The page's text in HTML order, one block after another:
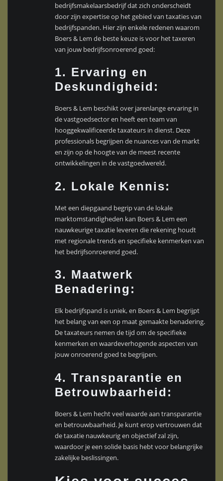
bedrijfsmakelaarsbedrijf dat zich onderscheidt
door zijn expertise op het gebied van taxaties van
bedrijfspanden. Hier zijn enkele redenen waarom
Boers & Lem de beste keuze is voor het taxeren
van jouw bedrijfsonroerend goed:
1. Ervaring en
Deskundigheid:
Boers & Lem beschikt over jarenlange ervaring in
de vastgoedsector en heeft een team van
hooggekwalificeerde taxateurs in dienst. Deze
professionals begrijpen de nuances van de markt
en zijn op de hoogte van de meest recente
ontwikkelingen in de vastgoedwereld.
2. Lokale Kennis:
Met een diepgaand begrip van de lokale
marktomstandigheden kan Boers & Lem een
nauwkeurige taxatie leveren die rekening houdt
met regionale trends en specifieke kenmerken van
het bedrijfsonroerend goed.
3. Maatwerk
Benadering:
Elk bedrijfspand is uniek, en Boers & Lem begrijpt
het belang van een op maat gemaakte benadering.
De taxateurs nemen de tijd om de specifieke
kenmerken en waardeverhogende aspecten van
jouw onroerend goed te begrijpen.
4.Transparantie en
Betrouwbaarheid:
Boers & Lem hecht veel waarde aan transparantie
en betrouwbaarheid. Je kunt erop vertrouwen dat
de taxatie nauwkeurig en objectief zal zijn,
waardoor je een solide basis hebt voor belangrijke
zakelijke beslissingen.